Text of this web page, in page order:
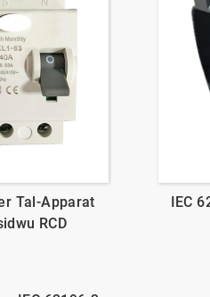
Tal-Apparat
RCD
IEC